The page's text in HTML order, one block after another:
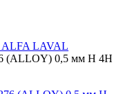
ALFA LAVAL
0,5 мм H 4H